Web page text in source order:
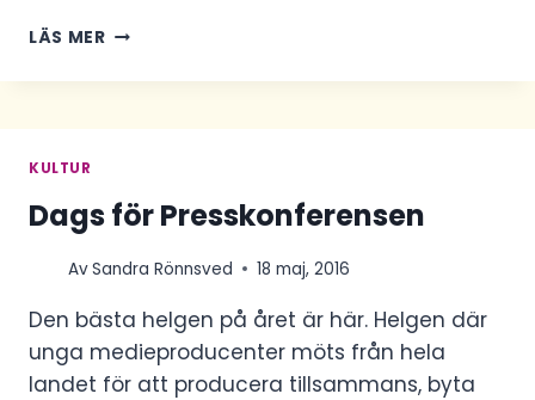
LÄS MER”VI
DE
FRIHET
PÅ
RIKTIGT”
KULTUR
Dags för Presskonferensen
AvSandra Rönnsved 18 maj, 2016
Den bästa helgen på året är här. Helgen där
unga medieproducenter möts från hela
landet för att producera tillsammans, byta